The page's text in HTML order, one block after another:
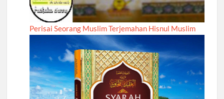
Perisai Seorang Muslim Terjemahan Hisnul Muslim